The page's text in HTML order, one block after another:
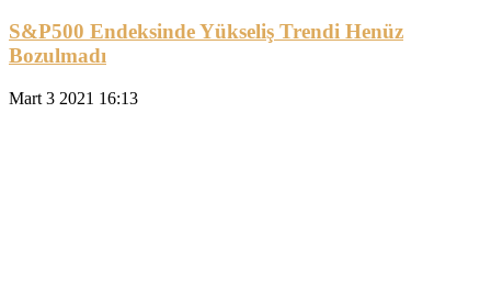
S&P500 Endeksinde Yükseliş Trendi Henüz
Bozulmadı
Mart 3 2021 16:13